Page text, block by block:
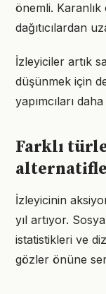
önemli.
dağıtıcılardan
İzleyiciler artık
düşünmek için
yapımcıları
Farklı
İzleyicinin
yıl artıyor.
istatistikleri ve
gözler önüne